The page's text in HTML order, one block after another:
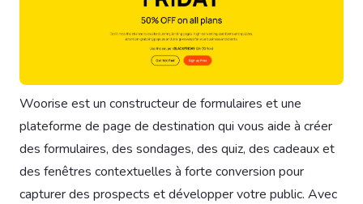
Woorise est un constructeur de formulaires et une
plateforme de page de destination qui vous aide à créer
des formulaires, des sondages, des quiz, des cadeaux et
des fenêtres contextuelles à forte conversion pour
capturer des prospects et développer votre public. Avec